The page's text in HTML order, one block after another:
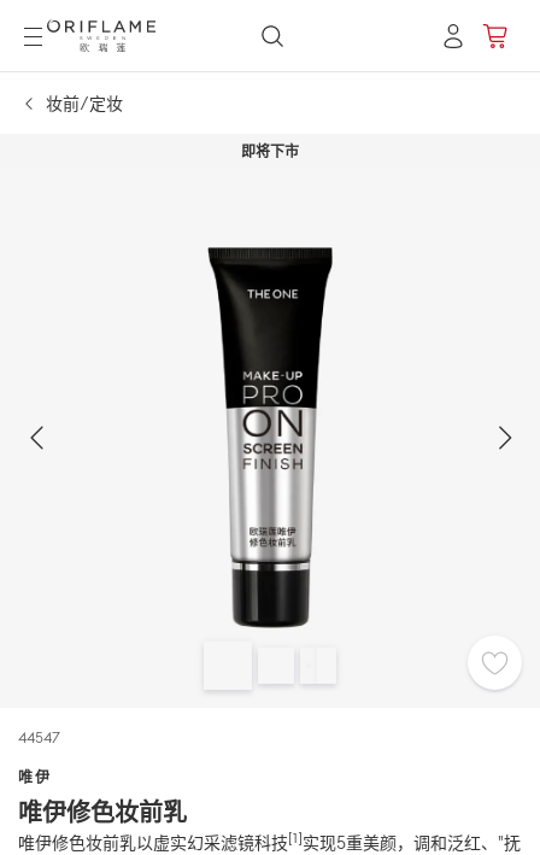
妆前/定妆
即将下市
44547
唯伊
唯伊修色妆前乳
唯伊修色妆前乳以虚实幻采滤镜科技[1]实现5重美颜，调和泛红、"抚